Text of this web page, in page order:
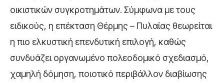
οικιστικών συγκροτημάτων. Σύμφωνα με τους
ειδικούς, η επέκταση Θέρμης – Πυλαίας θεωρείται
η πιο ελκυστική επενδυτική επιλογή, καθώς
συνδυάζει οργανωμένο πολεοδομικό σχεδιασμό,
χαμηλή δόμηση, ποιοτικό περιβάλλον διαβίωσης